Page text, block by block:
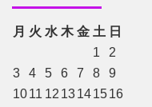
月 火 水 木 金 土 日
1
2
3
4 5 6 7 8
9
1011 12 13141516